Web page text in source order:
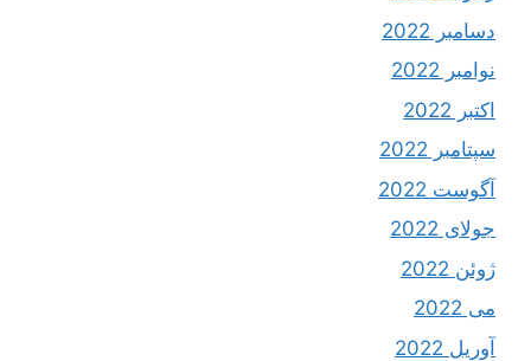
دسامبر 2022
نوامبر 2022
اکتبر 2022
سپتامبر 2022
آگوست 2022
جولای 2022
ژوئن 2022
می 2022
آوریل 2022